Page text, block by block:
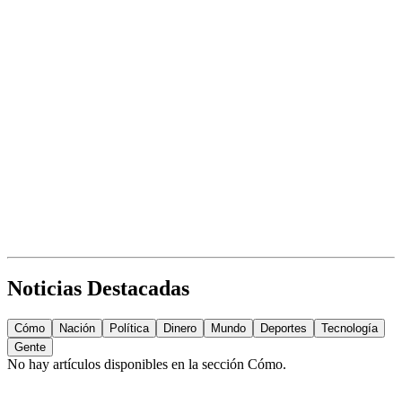
Noticias Destacadas
Cómo Nación Política Dinero Mundo Deportes
Tecnología
Gente
No hay artículos disponibles en la sección Cómo.